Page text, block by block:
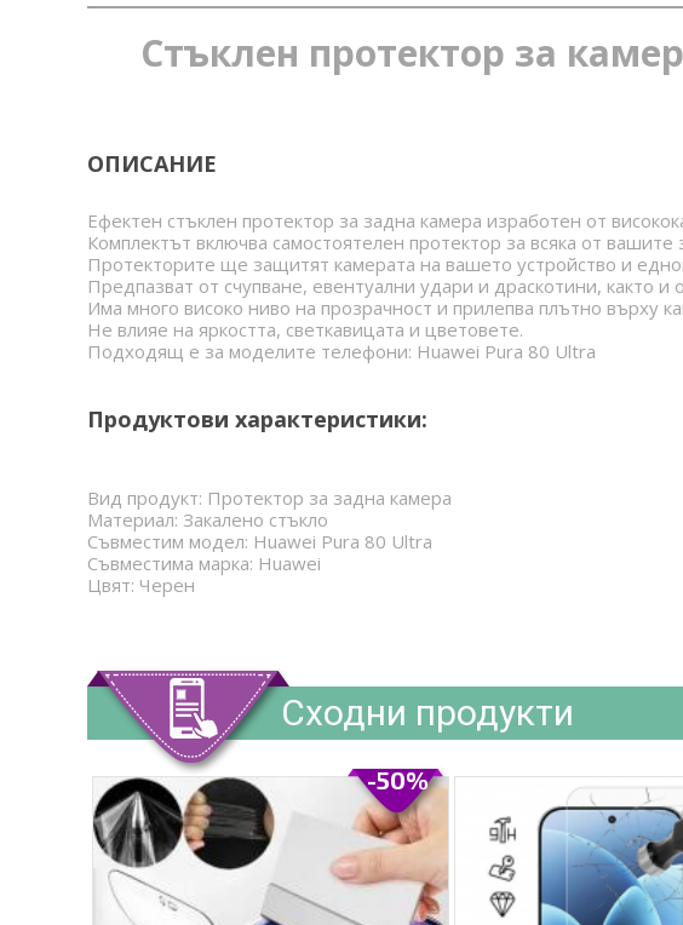
Стъклен протектор за
ОПИСАНИЕ
Ефектен стъклен протектор за задна камера изработен от
Комплектът включва самостоятелен протектор за всяка от вашите
Протекторите ще защитят камерата на вашето устройство и
Предпазват от счупване, евентуални удари и драскотини, както и
Има много високо ниво на прозрачност и прилепва плътно върху
Не влияе на яркостта, светкавицата и цветовете.
Подходящ е за моделите телефони: Huawei Pura 80 Ultra
Продуктови характеристики:
Вид продукт: Протектор за задна камера
Материал: Закалено стъкло
Съвместим модел: Huawei Pura 80 Ultra
Съвместима марка: Huawei
Цвят: Черен
Сходни продукти
-50%